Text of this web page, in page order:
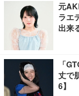
元
ラエ
出来
「
丈で
6】